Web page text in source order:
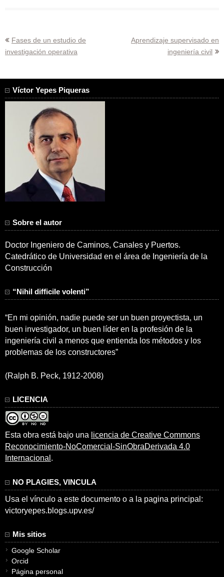
Navegación
de
Fases de un estudio de
investigación operativa
Aprendizaje supervisado en
ingeniería civil
Víctor Yepes Piqueras
Sobre el autor
Doctor Ingeniero de Caminos, Canales y Puertos.
Catedrático de Universidad en el área de Ingeniería de la
Construcción
“Nihil difficile volenti”
“En mi opinión, nadie puede ser un buen proyectista, un
buen investigador, un buen líder en la profesión de la
ingeniería civil a menos que entienda los métodos y los
problemas de los constructores”
(Ralph B. Peck, 1912-2008)
LICENCIA
Esta obra está bajo una licencia de Creative Commons
Reconocimiento-NoComercial-SinObraDerivada 4.0
Internacional .
NO PLAGIES, VINCULA
Usa el vínculo a este documento o a la pagina principal:
victoryepes.blogs.upv.es/
Mis sitios
Google Scholar
Orcid
Página personal